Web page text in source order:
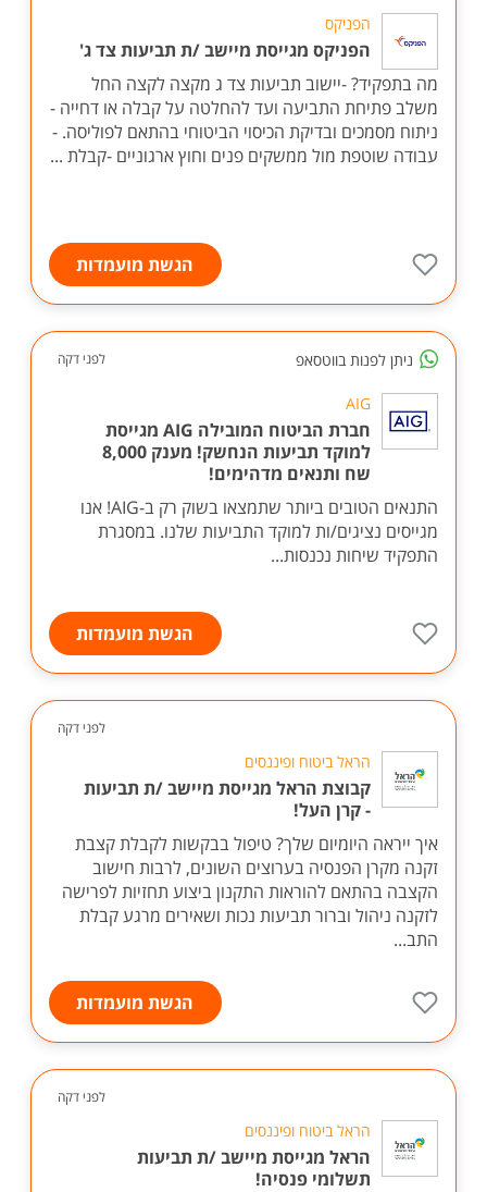
הפניקס
הפניקס מגייסת מיישב /ת תביעות צד ג'
מה בתפקיד? -יישוב תביעות צד ג מקצה לקצה החל
משלב פתיחת התביעה ועד להחלטה על קבלה או דחייה -
ניתוח מסמכים ובדיקת הכיסוי הביטוחי בהתאם לפוליסה. -
עבודה שוטפת מול ממשקים פנים וחוץ ארגוניים -קבלת ...
הגשת מועמדות
ניתן לפנות בווטסאפ לפני דקה
AIG
חברת הביטוח המובילה AIG מגייסת
למוקד תביעות הנחשק! מענק 8,000
שח ותנאים מדהימים!
התנאים הטובים ביותר שתמצאו בשוק רק ב-AIG! אנו
מגייסים נציגים/ות למוקד התביעות שלנו. במסגרת
התפקיד שיחות נכנסות...
הגשת מועמדות
לפני דקה
הראל ביטוח ופיננסים
קבוצת הראל מגייסת מיישב /ת תביעות
- קרן העל!
איך ייראה היומיום שלך? טיפול בבקשות לקבלת קצבת
זקנה מקרן הפנסיה בערוצים השונים, לרבות חישוב
הקצבה בהתאם להוראות התקנון ביצוע תחזיות לפרישה
לזקנה ניהול וברור תביעות נכות ושאירים מרגע קבלת
התב...
הגשת מועמדות
לפני דקה
הראל ביטוח ופיננסים
הראל מגייסת מיישב /ת תביעות
תשלומי פנסיה!